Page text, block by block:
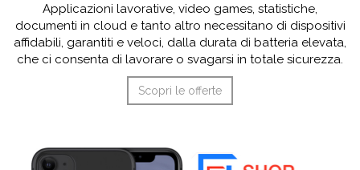
Applicazioni lavorative, video games, statistiche,
documenti in cloud e tanto altro necessitano di dispositivi
affidabili, garantiti e veloci, dalla durata di batteria elevata,
che ci consenta di lavorare o svagarsi in totale sicurezza.
Scopri le offerte